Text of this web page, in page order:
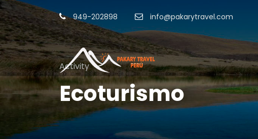
949-202898 info@pakarytravel.com
Activity
Ecoturismo